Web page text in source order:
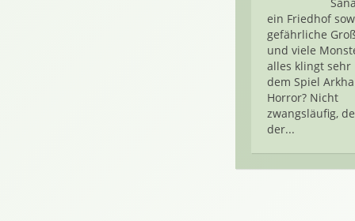
ein Friedhof
gefährliche
und viele
alles klingt sehr
dem Spiel
Horror? Nicht
zwangsläufig,
der...